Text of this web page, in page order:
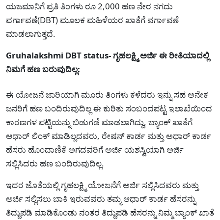
ಯಜಮಾನಿಗೆ ಪ್ರತಿ ತಿಂಗಳು ರೂ 2,000 ಹಣ ನೇರ ನಗದು
ವರ್ಗಾವಣೆ(DBT) ಮೂಲಕ ಮಹಿಳೆಯರ ಖಾತೆಗೆ ವರ್ಗಾವಣೆ
ಮಾಡಲಾಗುತ್ತದೆ.
Gruhalakshmi DBT status- ಗೃಹಲಕ್ಷ್ಮಿ ಅರ್ಜಿ ಈ ರೀತಿಯಾದಲ್ಲಿ
ನಿಮಗೆ ಹಣ ಬರುವುದಿಲ್ಲ:
ಈ ಯೋಜನೆ ಜಾರಿಯಾಗಿ ಮೂರು ತಿಂಗಳು ಕಳೆದರು ಇನ್ನು ಸಹ ಅನೇಕ
ಜನರಿಗೆ ಹಣ ಬಂದಿರುವುದಿಲ್ಲ ಈ ಕುರಿತು ಸಂಬಂದಪಟ್ಟ ಇಲಾಖೆಯಿಂದ
ಕಾರಣಗಳ ಪಟ್ಟಿಯನ್ನು ಬಿಡುಗಡೆ ಮಾಡಲಾಗಿದ್ದು, ಬ್ಯಾಂಕ್ ಖಾತೆಗೆ
ಆಧಾರ್ ಲಿಂಕ್ ಮಾಡಿಲ್ಲದವರು, ರೇಷನ್ ಕಾರ್ಡ ಮತ್ತು ಅಧಾರ್ ಕಾರ್ಡ
ಹೆಸರು ಹೊಂದಾಣಿಕೆ ಅಗದವರಿಗೆ ಅರ್ಜಿ ಯಶಸ್ವಿಯಾಗಿ ಅರ್ಜಿ
ಸಲ್ಲಿಸಿದರು ಹಣ ಬಂದಿರುವುದಿಲ್ಲ.
ಇದರ ಜೊತೆಯಲ್ಲಿ ಗೃಹಲಕ್ಷ್ಮಿ ಯೋಜನೆಗೆ ಅರ್ಜಿ ಸಲ್ಲಿಸಿದವರು ಮತ್ತು
ಅರ್ಜಿ ಸಲ್ಲಿಸಲು ಬಾಕಿ ಇರುವವರು ತಮ್ಮ ಆಧಾರ್ ಕಾರ್ಡ ಹೆಸರನ್ನು
ತಿದ್ದುಪಡಿ ಮಾಡಿಕೊಂಡು ನಂತರ ತಿದ್ದುಪಡಿ ಹೆಸರನ್ನು ನಿಮ್ಮ ಬ್ಯಾಂಕ್ ಖಾತೆ